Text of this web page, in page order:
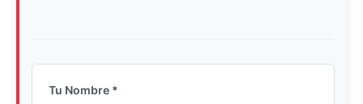
Tu Nombre *